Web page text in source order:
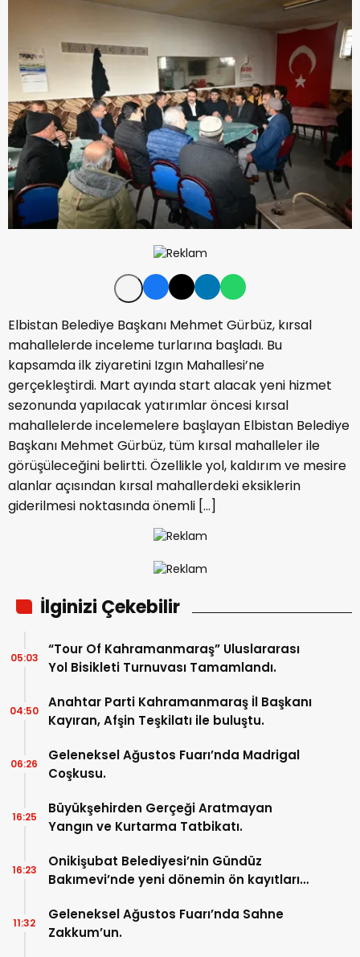
Elbistan Belediye Başkanı Mehmet Gürbüz, kırsal
mahallelerde inceleme turlarına başladı. Bu
kapsamda ilk ziyaretini Izgın Mahallesi’ne
gerçekleştirdi. Mart ayında start alacak yeni hizmet
sezonunda yapılacak yatırımlar öncesi kırsal
mahallelerde incelemelere başlayan Elbistan Belediye
Başkanı Mehmet Gürbüz, tüm kırsal mahalleler ile
görüşüleceğini belirtti. Özellikle yol, kaldırım ve mesire
alanlar açısından kırsal mahallerdeki eksiklerin
giderilmesi noktasında önemli […]
İlginizi Çekebilir
“Tour Of Kahramanmaraş” Uluslararası
Yol Bisikleti Turnuvası Tamamlandı.
05:03
Anahtar Parti Kahramanmaraş İl Başkanı
Kayıran, Afşin Teşkilatı ile buluştu.
04:50
Geleneksel Ağustos Fuarı’nda Madrigal
Coşkusu.
06:26
Büyükşehirden Gerçeği Aratmayan
Yangın ve Kurtarma Tatbikatı.
16:25
Onikişubat Belediyesi’nin Gündüz
Bakımevi’nde yeni dönemin ön kayıtları
16:23
Geleneksel Ağustos Fuarı’nda Sahne
Zakkum’un.
11:32